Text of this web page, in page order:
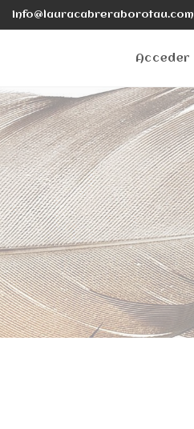
info@lauracabreraborotau.com
Acceder